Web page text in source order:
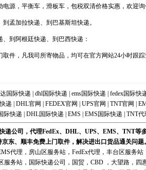
电源，平衡车，滑板车，包税双清价格实惠，欢迎
孟加拉快递、到巴基斯坦快递。
到阿根廷快递、到巴西快递：
件，凡我司所寄物品，均可在官方网站24小时跟
国际快递 dhl国际快递 ems国际快递
fedex国际快
递 DHL官网 FEDEX官网 UPS官网 TNT官网
际快递 DHL国际快递 EMS EMS国际快递 TNT代
递公司，代理FedEx、DHL、UPS、EMS、TNT
东、顺丰免费上门取件，解决进出口货品通关问题
代理 ， 房山区服务站 ， FedEx代理 ， 丰台区服务站
服务站， 国际快递公司 ，国贸，CBD ，大望路，